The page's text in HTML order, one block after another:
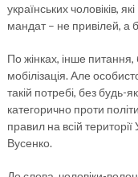
українських чоловіків,
мандат – не привілей, а
По жінках, інше питання,
мобілізація. Але
такій потребі, без будь-
категорично проти
правил на всій
Вусенко.